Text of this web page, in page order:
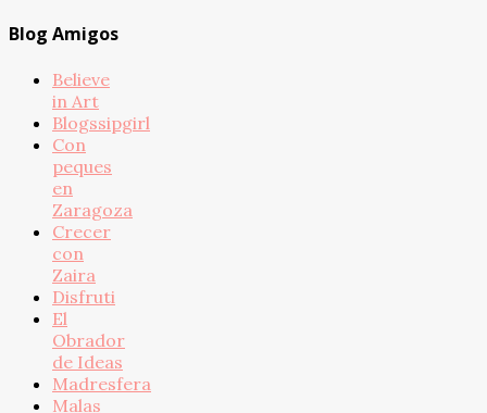
Blog Amigos
Believe
in Art
Blogssipgirl
Con
peques
en
Zaragoza
Crecer
con
Zaira
Disfruti
El
Obrador
de Ideas
Madresfera
Malas